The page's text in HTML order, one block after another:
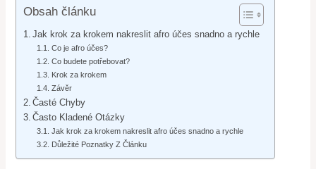
Obsah článku
Jak krok za krokem nakreslit afro účes snadno a rychle
Co je afro účes?
Co budete potřebovat?
Krok za krokem
Závěr
Časté Chyby
Často Kladené Otázky
Jak krok za krokem nakreslit afro účes snadno a rychle
Důležité Poznatky Z Článku